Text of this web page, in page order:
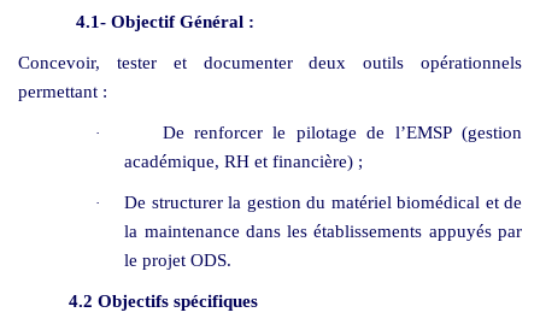
4.1- Objectif Général :
Concevoir, tester et documenter deux outils opérationnels
permettant :
·
De renforcer le pilotage de l’EMSP (gestion
académique, RH et financière) ;
·
De structurer la gestion du matériel biomédical et de
la maintenance dans les établissements appuyés par
le projet ODS.
4.2 Objectifs spécifiques